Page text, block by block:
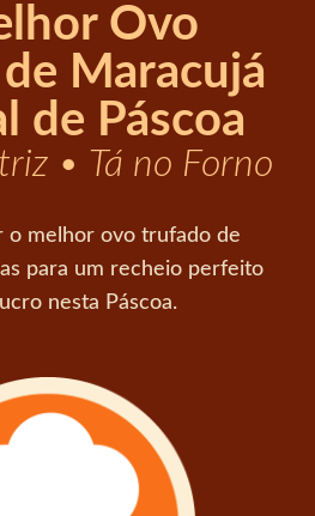
Ovo
Maracujá
de Páscoa
• Tá no Forno
o melhor ovo trufado de
para um recheio perfeito
nesta Páscoa.